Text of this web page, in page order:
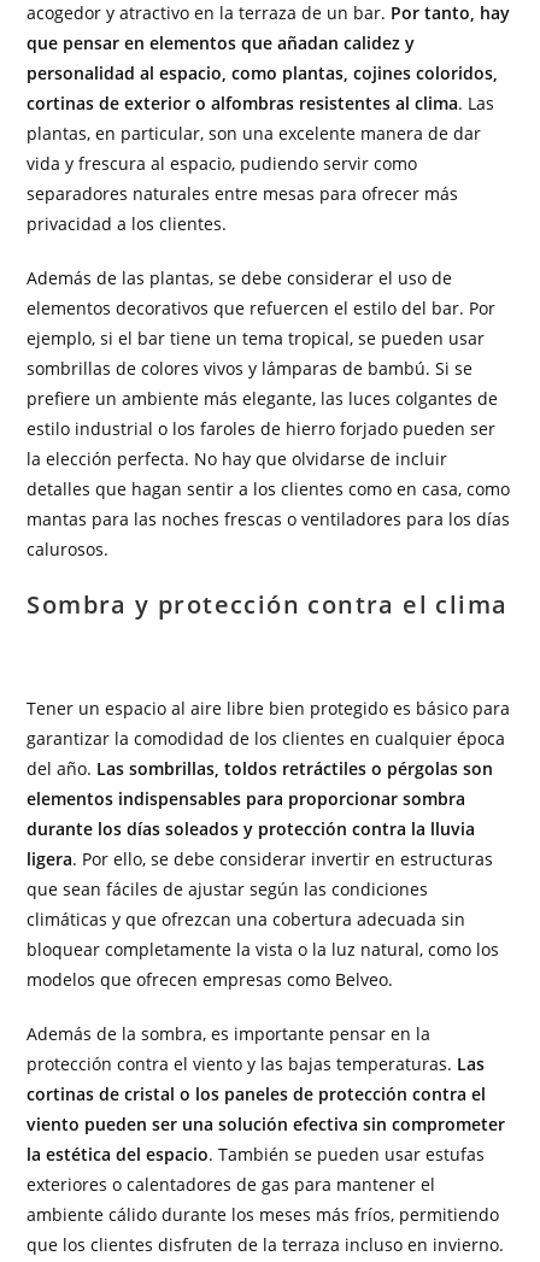
acogedor y atractivo en la terraza de un bar. Por tanto, hay
que pensar en elementos que añadan calidez y
personalidad al espacio, como plantas, cojines coloridos,
cortinas de exterior o alfombras resistentes al clima. Las
plantas, en particular, son una excelente manera de dar
vida y frescura al espacio, pudiendo servir como
separadores naturales entre mesas para ofrecer más
privacidad a los clientes.
Además de las plantas, se debe considerar el uso de
elementos decorativos que refuercen el estilo del bar. Por
ejemplo, si el bar tiene un tema tropical, se pueden usar
sombrillas de colores vivos y lámparas de bambú. Si se
prefiere un ambiente más elegante, las luces colgantes de
estilo industrial o los faroles de hierro forjado pueden ser
la elección perfecta. No hay que olvidarse de incluir
detalles que hagan sentir a los clientes como en casa, como
mantas para las noches frescas o ventiladores para los días
calurosos.
Sombra y protección contra el clima
Tener un espacio al aire libre bien protegido es básico para
garantizar la comodidad de los clientes en cualquier época
del año. Las sombrillas, toldos retráctiles o pérgolas son
elementos indispensables para proporcionar sombra
durante los días soleados y protección contra la lluvia
ligera. Por ello, se debe considerar invertir en estructuras
que sean fáciles de ajustar según las condiciones
climáticas y que ofrezcan una cobertura adecuada sin
bloquear completamente la vista o la luz natural, como los
modelos que ofrecen empresas como Belveo.
Además de la sombra, es importante pensar en la
protección contra el viento y las bajas temperaturas. Las
cortinas de cristal o los paneles de protección contra el
viento pueden ser una solución efectiva sin comprometer
la estética del espacio. También se pueden usar estufas
exteriores o calentadores de gas para mantener el
ambiente cálido durante los meses más fríos, permitiendo
que los clientes disfruten de la terraza incluso en invierno.